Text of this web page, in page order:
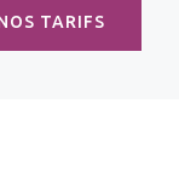
TARIFS